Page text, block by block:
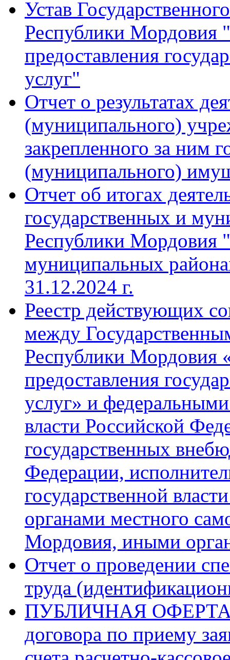
Устав
Республики Мордовия
предоставления
услуг"
Отчет о результатах
(муниципального)
закрепленного за ним
(муниципального)
Отчет об итогах
государственных и
Республики
муниципальных
31.12.2024 г.
Реестр действующих
между
Республики Мордовия
предоставления
услуг» и
власти Российской
государственных
Федерации,
государственной
органами местного
Мордовия, иными
Отчет о проведении
труда
ПУБЛИЧНАЯ ОФЕРТА
договора по приему